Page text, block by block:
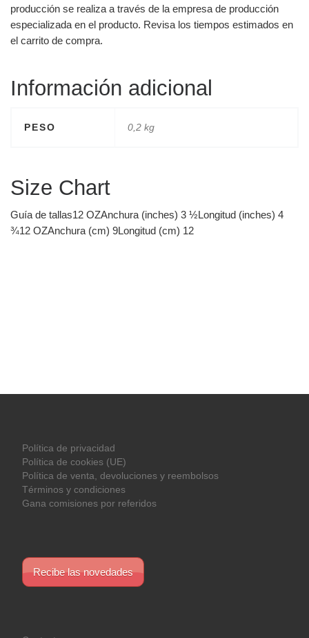
producción se realiza a través de la empresa de producción
especializada en el producto. Revisa los tiempos estimados en
el carrito de compra.
Información adicional
PESO 0,2 kg
Size Chart
Guía de tallas12 OZAnchura (inches) 3 ½Longitud (inches) 4
¾12 OZAnchura (cm) 9Longitud (cm) 12
Política de privacidad
Política de cookies (UE)
Política de venta, devoluciones y reembolsos
Términos y condiciones
Gana comisiones por referidos
Recibe las novedades